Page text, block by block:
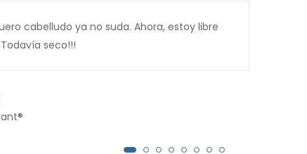
cabelludo ya no suda. Ahora, estoy libre
seco!!!